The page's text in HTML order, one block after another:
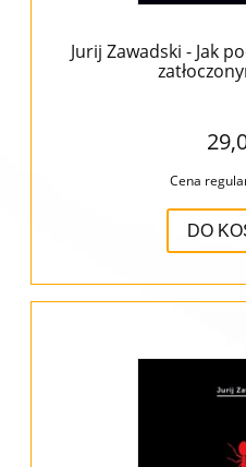
Jurij Zawadski - Jak
Cena
DO